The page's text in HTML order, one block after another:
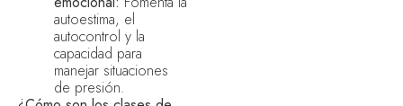
autoestima, el
autocontrol y la
capacidad para
manejar situaciones
de presión.